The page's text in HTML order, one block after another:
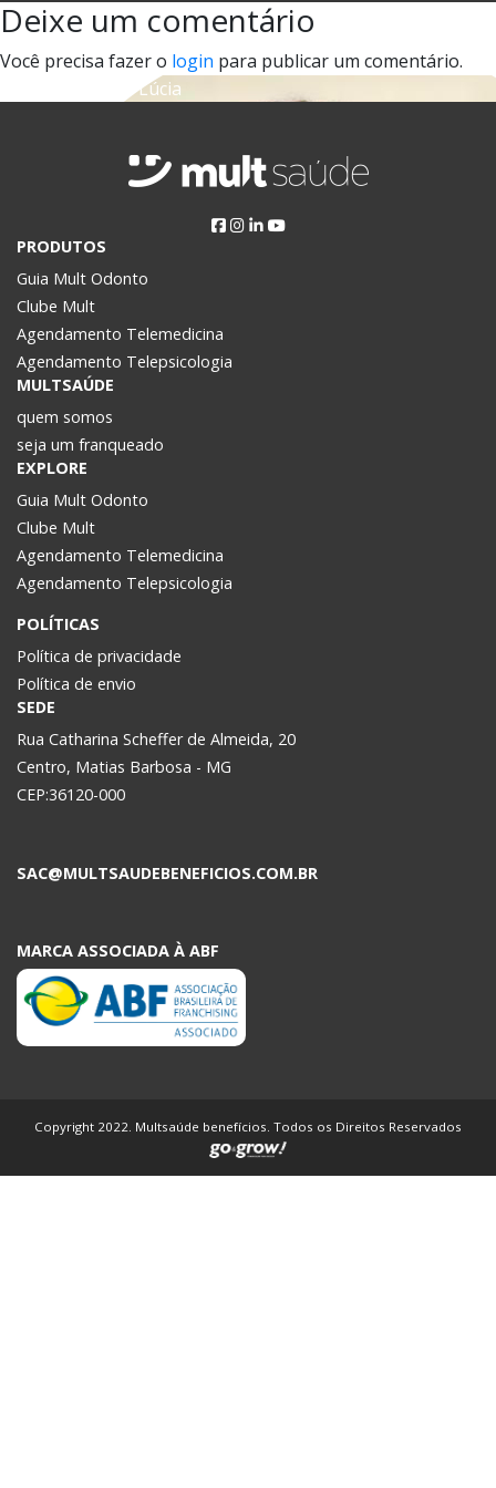
on
size
Deixe um comentário
Você precisa fazer o login para publicar um comentário.
Navegação
Ana Lúcia
PRODUTOS
Guia Mult Odonto
Clube Mult
Agendamento Telemedicina
Agendamento Telepsicologia
MULTSAÚDE
quem somos
seja um franqueado
EXPLORE
Guia Mult Odonto
Clube Mult
Agendamento Telemedicina
Agendamento Telepsicologia
POLÍTICAS
Política de privacidade
Política de envio
SEDE
Rua Catharina Scheffer de Almeida, 20
Centro, Matias Barbosa - MG
CEP:36120-000
SAC@MULTSAUDEBENEFICIOS.COM.BR
MARCA ASSOCIADA À ABF
Copyright 2022. Multsaúde benefícios. Todos os Direitos Reservados